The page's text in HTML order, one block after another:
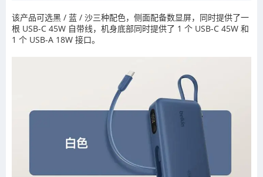
该产品可选黑 / 蓝 / 沙三种配色，侧面配备数显屏，同时提供了一
根 USB-C 45W 自带线，机身底部同时提供了 1 个 USB-C 45W 和
1 个 USB-A 18W 接口。